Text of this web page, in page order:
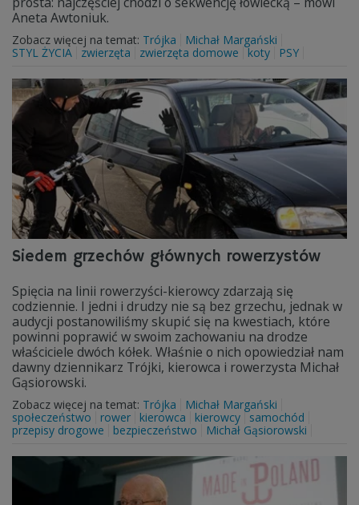
Aneta Awtoniuk.
Zobacz więcej na temat: Trójka
Michał Margański
STYL ŻYCIA
zwierzęta zwierzęta domowe koty PSY
Siedem grzechów głównych rowerzystów
Spięcia na linii rowerzyści-kierowcy zdarzają się
codziennie. I jedni i drudzy nie są bez grzechu, jednak w
audycji postanowiliśmy skupić się na kwestiach, które
powinni poprawić w swoim zachowaniu na drodze
właściciele dwóch kółek. Właśnie o nich opowiedział nam
dawny dziennikarz Trójki, kierowca i rowerzysta Michał
Gąsiorowski.
Zobacz więcej na temat: Trójka
Michał Margański
społeczeństwo
rower kierowca kierowcy
samochód
przepisy drogowe
bezpieczeństwo Michał Gąsiorowski